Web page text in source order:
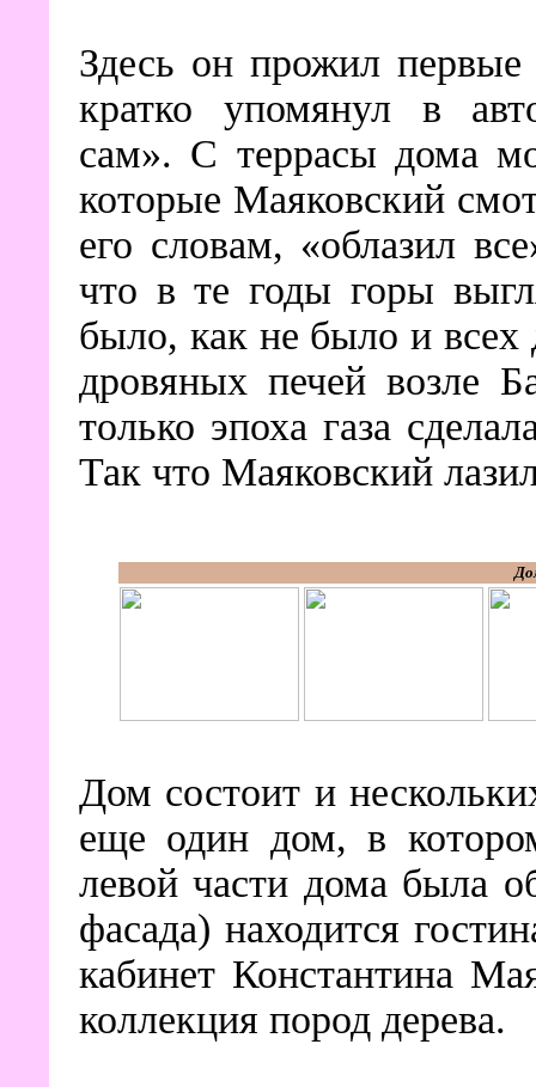
Здесь он прожил
кратко упомянул в
сам». С террасы дома
которые Маяковский
его словам, «облазил
что в те годы горы
было, как не было и всех
дровяных печей возле
только эпоха газа
Так что Маяковский
Дом состоит и
еще один дом, в
левой части дома была
фасада) находится
кабинет Константина
коллекция пород дерева.